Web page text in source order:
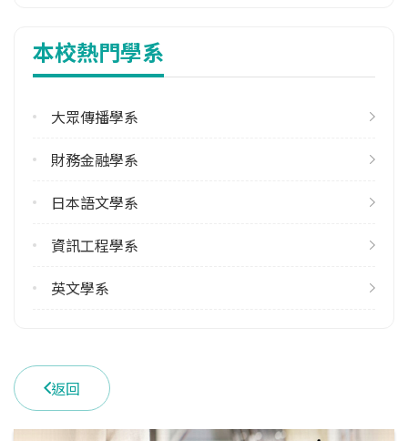
修輔系人數
113學年度上學期
6
雙主修人數
113學年度下學期
(02)26215656 #3615
學系地址
新北市淡水區英專路151號
本校熱門學系
大眾傳播學系
財務金融學系
日本語文學系
資訊工程學系
英文學系
返回